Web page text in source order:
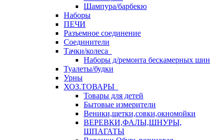
Шампура/барбекю
Наборы
ПЕЧИ
Разъемное соединение
Соединители
Тачки/колеса
Наборы д/ремонта бескамерных шин
Туалеты/будки
Урны
ХОЗ.ТОВАРЫ
Товары для детей
Бытовые измерители
Веники,щетки,совки,окномойки
ВЕРЕВКИ,ФАЛЫ,ШНУРЫ,
ШПАГАТЫ